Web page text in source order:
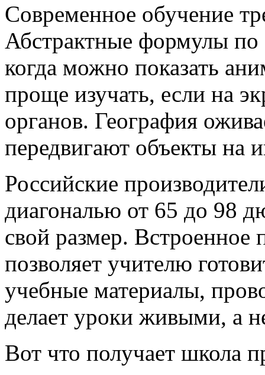
Современное обучение
Абстрактные формулы по
когда можно показать
проще изучать, если на
органов. География
передвигают объекты на
Российские
диагональю от 65 до 98
свой размер. Встроенное
позволяет учителю
учебные материалы,
делает уроки живыми, а
Вот что получает школа